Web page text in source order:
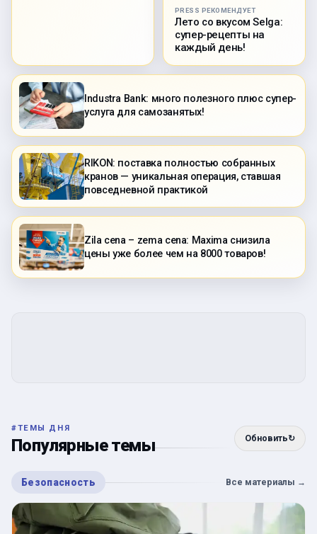
PRESS РЕКОМЕНДУЕТ
Лето со вкусом Selga:
супер-рецепты на
каждый день!
Industra Bank: много полезного плюс супер-
услуга для самозанятых!
RIKON: поставка полностью собранных
кранов — уникальная операция, ставшая
повседневной практикой
Zila cena – zema cena: Maxima снизила
цены уже более чем на 8000 товаров!
#ТЕМЫ ДНЯ
Популярные темы Обновить↻
Безопасность Все материалы →